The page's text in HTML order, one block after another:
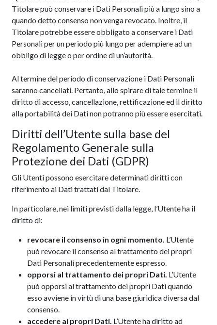
Titolare può conservare i Dati Personali più a lungo sino a
quando detto consenso non venga revocato. Inoltre, il
Titolare potrebbe essere obbligato a conservare i Dati
Personali per un periodo più lungo per adempiere ad un
obbligo di legge o per ordine di un’autorità.
Al termine del periodo di conservazione i Dati Personali
saranno cancellati. Pertanto, allo spirare di tale termine il
diritto di accesso, cancellazione, rettificazione ed il diritto
alla portabilità dei Dati non potranno più essere esercitati.
Diritti dell’Utente sulla base del
Regolamento Generale sulla
Protezione dei Dati (GDPR)
Gli Utenti possono esercitare determinati diritti con
riferimento ai Dati trattati dal Titolare.
In particolare, nei limiti previsti dalla legge, l’Utente ha il
diritto di:
revocare il consenso in ogni momento. L’Utente
può revocare il consenso al trattamento dei propri
Dati Personali precedentemente espresso.
opporsi al trattamento dei propri Dati. L’Utente
può opporsi al trattamento dei propri Dati quando
esso avviene in virtù di una base giuridica diversa dal
consenso.
accedere ai propri Dati. L’Utente ha diritto ad